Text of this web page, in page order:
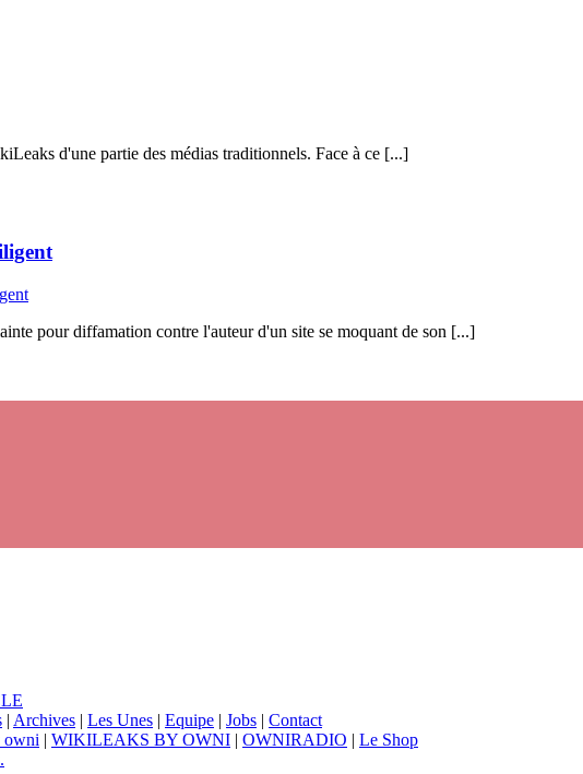
d'une partie des médias traditionnels. Face à ce [...]
pour diffamation contre l'auteur d'un site se moquant de son [...]
Archives Les Unes Equipe Jobs
Contact
owni WIKILEAKS BY OWNI OWNIRADIO
Le Shop